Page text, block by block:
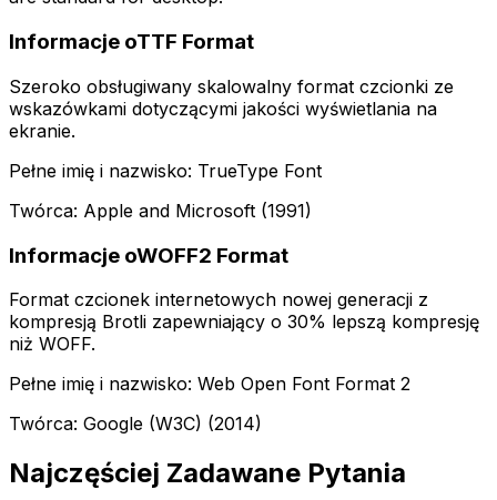
Informacje oTTF Format
Szeroko obsługiwany skalowalny format czcionki ze
wskazówkami dotyczącymi jakości wyświetlania na
ekranie.
Pełne imię i nazwisko: TrueType Font
Twórca: Apple and Microsoft (1991)
Informacje oWOFF2 Format
Format czcionek internetowych nowej generacji z
kompresją Brotli zapewniający o 30% lepszą kompresję
niż WOFF.
Pełne imię i nazwisko: Web Open Font Format 2
Twórca: Google (W3C) (2014)
Najczęściej Zadawane Pytania